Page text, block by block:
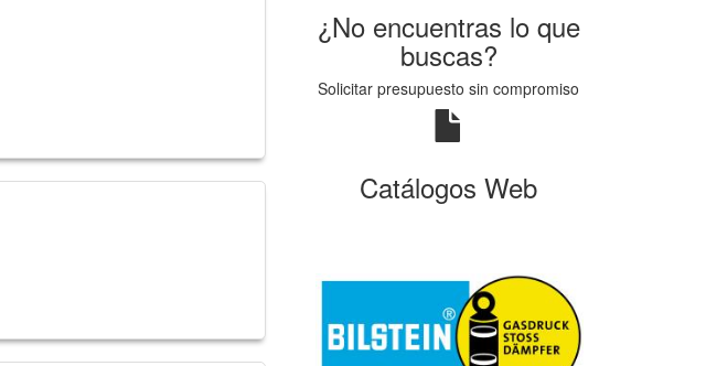
¿No encuentras lo que
buscas?
Solicitar presupuesto sin compromiso
Catálogos Web